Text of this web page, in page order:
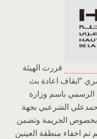
قررت الهيئة
“ايقاف اعادة بث
الرسمي باسم وزارة
الشرعبي بجهة
الجريمة وتضمن
اخفاء منطقة العينين